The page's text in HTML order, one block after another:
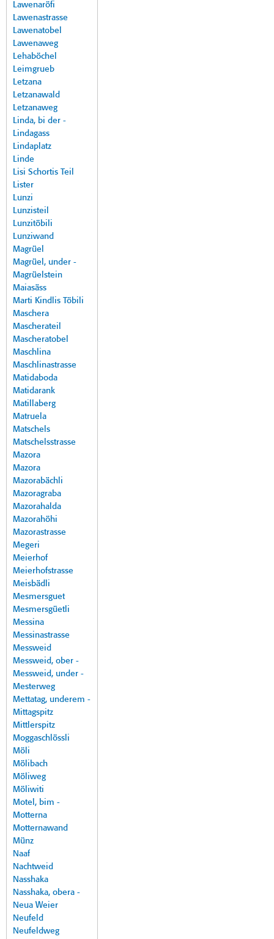
Lawenaröfi
Lawenastrasse
Lawenatobel
Lawenaweg
Lehaböchel
Leimgrueb
Letzana
Letzanawald
Letzanaweg
Linda, bi der -
Lindagass
Lindaplatz
Linde
Lisi Schortis Teil
Lister
Lunzi
Lunzisteil
Lunzitöbili
Lunziwand
Magrüel
Magrüel, under -
Magrüelstein
Maiasäss
Marti Kindlis Töbili
Maschera
Mascherateil
Mascheratobel
Maschlina
Maschlinastrasse
Matidaboda
Matidarank
Matillaberg
Matruela
Matschels
Matschelsstrasse
Mazora
Mazora
Mazorabächli
Mazoragraba
Mazorahalda
Mazorahöhi
Mazorastrasse
Megeri
Meierhof
Meierhofstrasse
Meisbädli
Mesmersguet
Mesmersgüetli
Messina
Messinastrasse
Messweid
Messweid, ober -
Messweid, under -
Mesterweg
Mettatag, underem -
Mittagspitz
Mittlerspitz
Moggaschlössli
Möli
Mölibach
Möliweg
Möliwiti
Motel, bim -
Motterna
Motternawand
Münz
Naaf
Nachtweid
Nasshaka
Nasshaka, obera -
Neua Weier
Neufeld
Neufeldweg